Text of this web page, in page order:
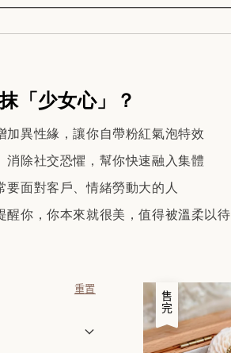
「少女心」？
加異性緣，讓你自帶粉紅氣泡特效
消除社交恐懼，幫你快速融入集體
要面對客戶、情緒勞動大的人
醒你，你本來就很美，值得被溫柔以待
重置
售完